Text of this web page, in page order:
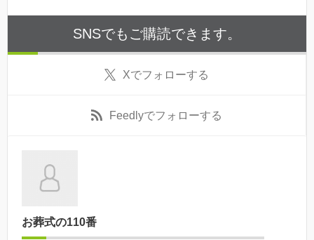
SNSでもご購読できます。
Xでフォローする
Feedlyでフォローする
お葬式の110番